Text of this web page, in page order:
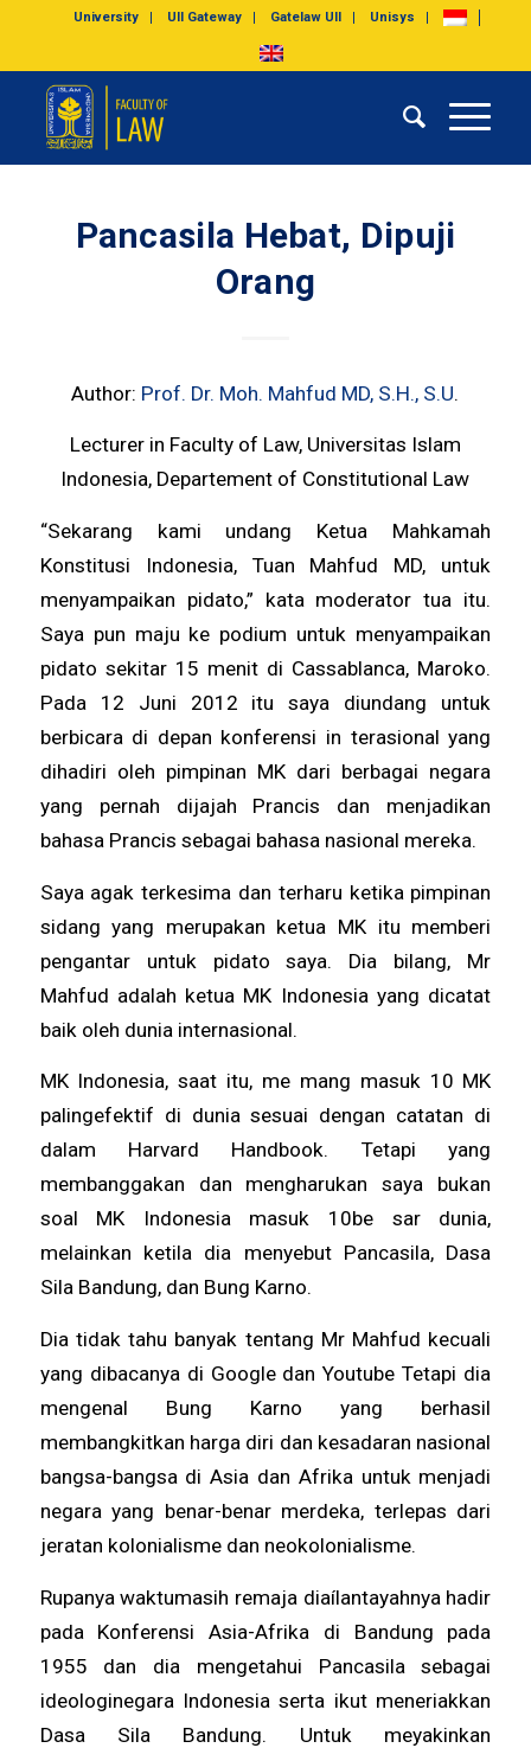
University UII Gateway Gatelaw UII Unisys
Pancasila Hebat, Dipuji
Orang
Author: Prof. Dr. Moh. Mahfud MD, S.H., S.U.
Lecturer in Faculty of Law, Universitas Islam
Indonesia, Departement of Constitutional Law
“Sekarang kami undang Ketua Mahkamah
Konstitusi Indonesia, Tuan Mahfud MD, untuk
menyampaikan pidato,” kata moderator tua itu.
Saya pun maju ke podium untuk menyampaikan
pidato sekitar 15 menit di Cassablanca, Maroko.
Pada 12 Juni 2012 itu saya diundang untuk
berbicara di depan konferensi in terasional yang
dihadiri oleh pimpinan MK dari berbagai negara
yang pernah dijajah Prancis dan menjadikan
bahasa Prancis sebagai bahasa nasional mereka.
Saya agak terkesima dan terharu ketika pimpinan
sidang yang merupakan ketua MK itu memberi
pengantar untuk pidato saya. Dia bilang, Mr
Mahfud adalah ketua MK Indonesia yang dicatat
baik oleh dunia internasional.
MK Indonesia, saat itu, me mang masuk 10 MK
palingefektif di dunia sesuai dengan catatan di
dalam Harvard Handbook. Tetapi yang
membanggakan dan mengharukan saya bukan
soal MK Indonesia masuk 10be sar dunia,
melainkan ketila dia menyebut Pancasila, Dasa
Sila Bandung, dan Bung Karno.
Dia tidak tahu banyak tentang Mr Mahfud kecuali
yang dibacanya di Google dan Youtube Tetapi dia
mengenal Bung Karno yang berhasil
membangkitkan harga diri dan kesadaran nasional
bangsa-bangsa di Asia dan Afrika untuk menjadi
negara yang benar-benar merdeka, terlepas dari
jeratan kolonialisme dan neokolonialisme.
Rupanya waktumasih remaja diaílantayahnya hadir
pada Konferensi Asia-Afrika di Bandung pada
1955 dan dia mengetahui Pancasila sebagai
ideologinegara Indonesia serta ikut meneriakkan
Dasa Sila Bandung. Untuk meyakinkan